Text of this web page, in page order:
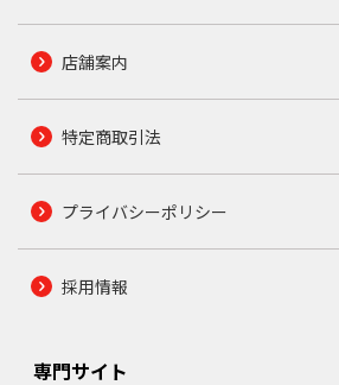
店舗案内
特定商取引法
プライバシーポリシー
採用情報
専門サイト